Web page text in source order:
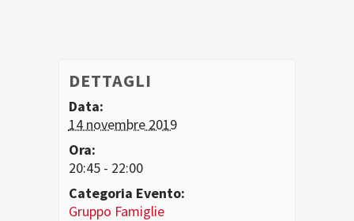
DETTAGLI
Data:
14 novembre 2019
Ora:
20:45 - 22:00
Categoria Evento:
Gruppo Famiglie